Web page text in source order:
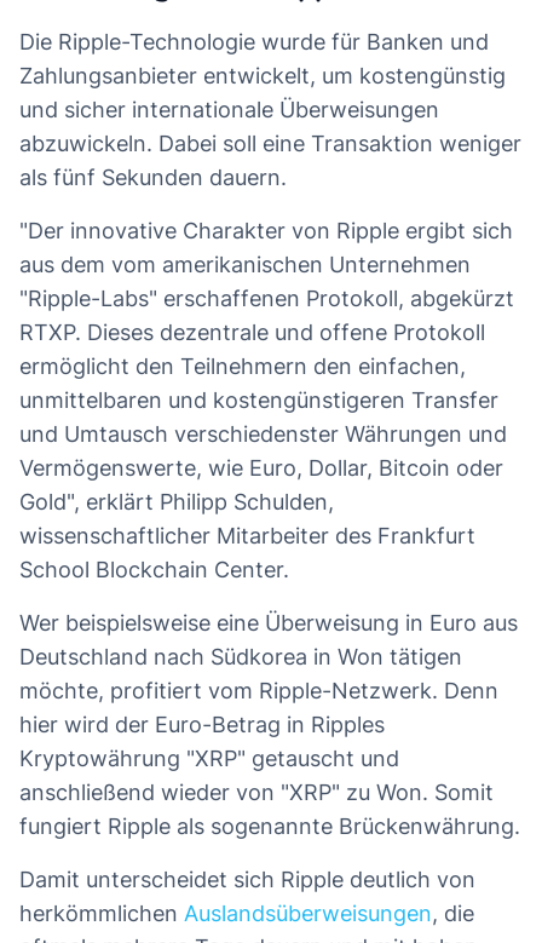
Die Ripple-Technologie wurde für Banken und
Zahlungsanbieter entwickelt, um kostengünstig
und sicher internationale Überweisungen
abzuwickeln. Dabei soll eine Transaktion weniger
als fünf Sekunden dauern.
"Der innovative Charakter von Ripple ergibt sich
aus dem vom amerikanischen Unternehmen
"Ripple-Labs" erschaffenen Protokoll, abgekürzt
RTXP. Dieses dezentrale und offene Protokoll
ermöglicht den Teilnehmern den einfachen,
unmittelbaren und kostengünstigeren Transfer
und Umtausch verschiedenster Währungen und
Vermögenswerte, wie Euro, Dollar, Bitcoin oder
Gold", erklärt Philipp Schulden,
wissenschaftlicher Mitarbeiter des Frankfurt
School Blockchain Center.
Wer beispielsweise eine Überweisung in Euro aus
Deutschland nach Südkorea in Won tätigen
möchte, profitiert vom Ripple-Netzwerk. Denn
hier wird der Euro-Betrag in Ripples
Kryptowährung "XRP" getauscht und
anschließend wieder von "XRP" zu Won. Somit
fungiert Ripple als sogenannte Brückenwährung.
Damit unterscheidet sich Ripple deutlich von
herkömmlichen Auslandsüberweisungen, die